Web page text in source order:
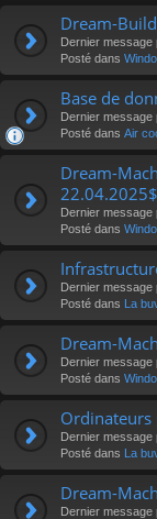
Dream-
Dernier message
Posté dans
Base de
Dernier message
Posté dans Air
Dream-
22.04.2025$
Dernier message
Posté dans
Dernier message
Posté dans La
Dream-
Dernier message
Posté dans
Ordinateurs
Dernier message
Posté dans La
Dream-
Dernier message